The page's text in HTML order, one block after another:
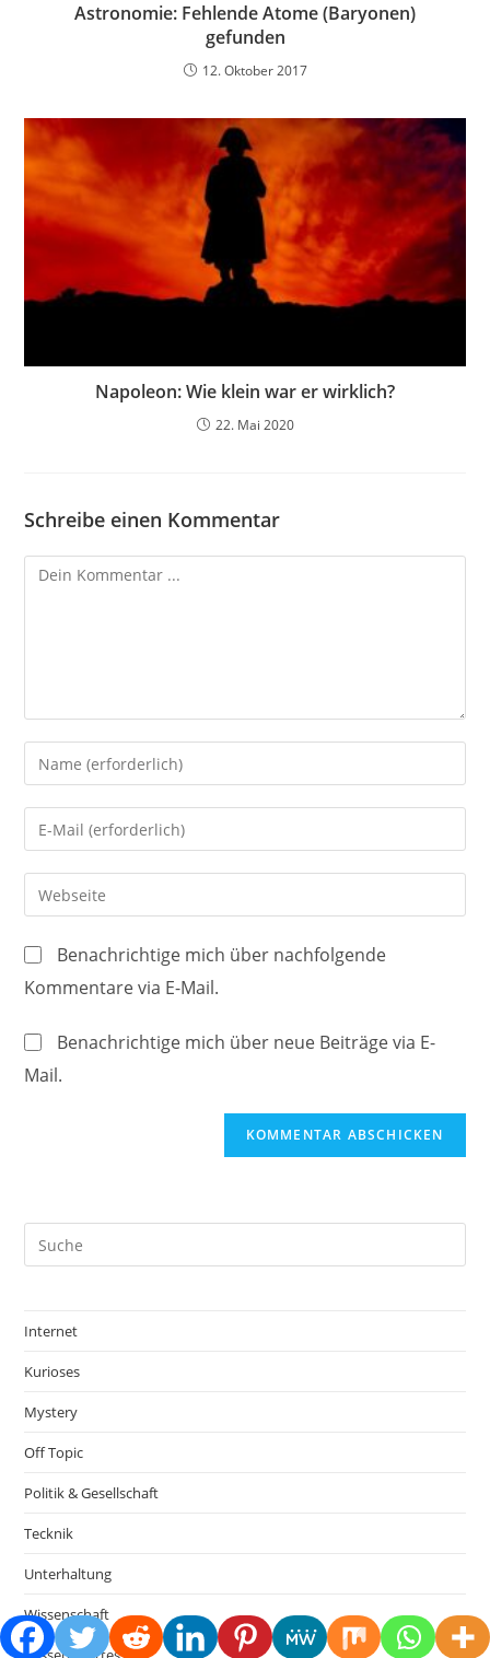
Astronomie: Fehlende Atome (Baryonen)
gefunden
12. Oktober 2017
Napoleon: Wie klein war er wirklich?
22. Mai 2020
Schreibe einen Kommentar
Kommentieren
Gib
deinen
Namen
oder
Benutzernamen
zum
ein
Gib
deine
E-
Mail-
zum
Kommentieren
Gib
deine
Website-
ein
Benachrichtige mich über nachfolgende
Kommentare via E-Mail.
Benachrichtige mich über neue Beiträge via E-
Mail.
Internet
Kurioses
Mystery
Off Topic
Politik & Gesellschaft
Tecknik
Unterhaltung
Wissenschaft